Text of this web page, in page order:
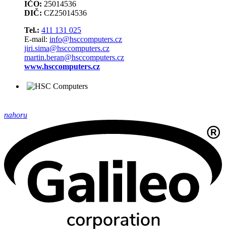
IČO: 25014536
DIČ: CZ25014536
Tel.: 411 131 025
E-mail: info@hsccomputers.cz
jiri.sima@hsccomputers.cz
martin.beran@hsccomputers.cz
www.hsccomputers.cz
nahoru